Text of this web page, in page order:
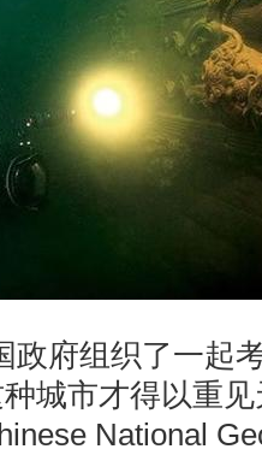
政府组织了一起
城市才得以重
National